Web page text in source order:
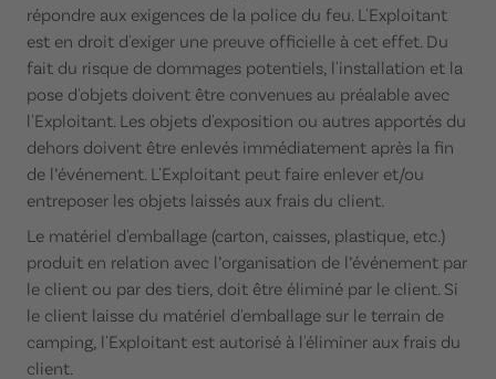
répondre aux exigences de la police du feu. L'Exploitant
est en droit d'exiger une preuve officielle à cet effet. Du
fait du risque de dommages potentiels, l'installation et la
pose d'objets doivent être convenues au préalable avec
l'Exploitant. Les objets d'exposition ou autres apportés du
dehors doivent être enlevés immédiatement après la fin
de l’événement. L'Exploitant peut faire enlever et/ou
entreposer les objets laissés aux frais du client.
Le matériel d'emballage (carton, caisses, plastique, etc.)
produit en relation avec l’organisation de l’événement par
le client ou par des tiers, doit être éliminé par le client. Si
le client laisse du matériel d'emballage sur le terrain de
camping, l'Exploitant est autorisé à l'éliminer aux frais du
client.